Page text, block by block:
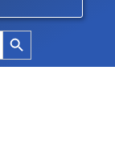
Botón de búsqueda